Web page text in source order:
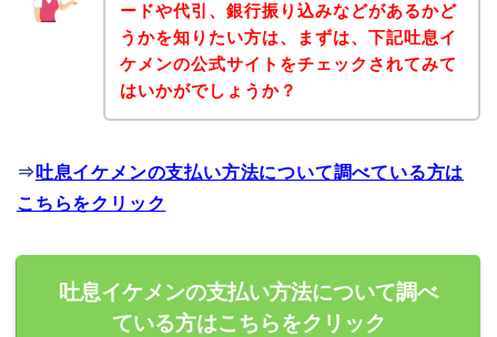
ードや代引、銀行振り込みなどがあるかど
うかを知りたい方は、まずは、下記吐息イ
ケメンの公式サイトをチェックされてみて
はいかがでしょうか？
⇒ 吐息イケメンの支払い方法について調べている方は
こちらをクリック
吐息イケメンの支払い方法について調べ
ている方はこちらをクリック